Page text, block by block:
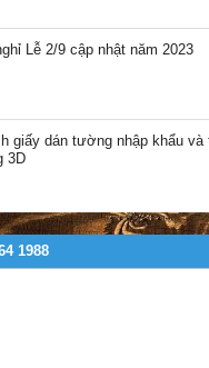
Lễ 2/9 cập nhật năm 2023
giấy dán tường nhập khẩu và
3D
1988